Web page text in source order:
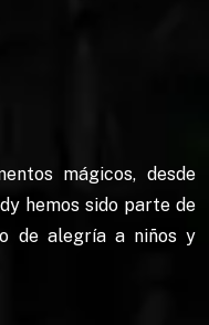
mágicos, desde
hemos sido parte de
de alegría a niños y